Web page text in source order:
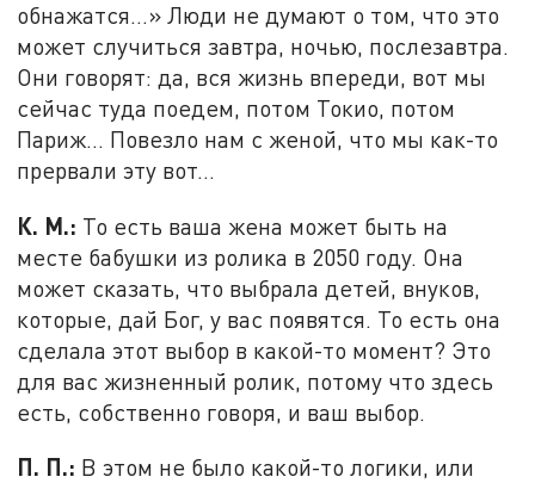
обнажатся…» Люди не думают о том, что это
может случиться завтра, ночью, послезавтра.
Они говорят: да, вся жизнь впереди, вот мы
сейчас туда поедем, потом Токио, потом
Париж... Повезло нам с женой, что мы как-то
прервали эту вот…
К. М.: То есть ваша жена может быть на
месте бабушки из ролика в 2050 году. Она
может сказать, что выбрала детей, внуков,
которые, дай Бог, у вас появятся. То есть она
сделала этот выбор в какой-то момент? Это
для вас жизненный ролик, потому что здесь
есть, собственно говоря, и ваш выбор.
П. П.: В этом не было какой-то логики, или